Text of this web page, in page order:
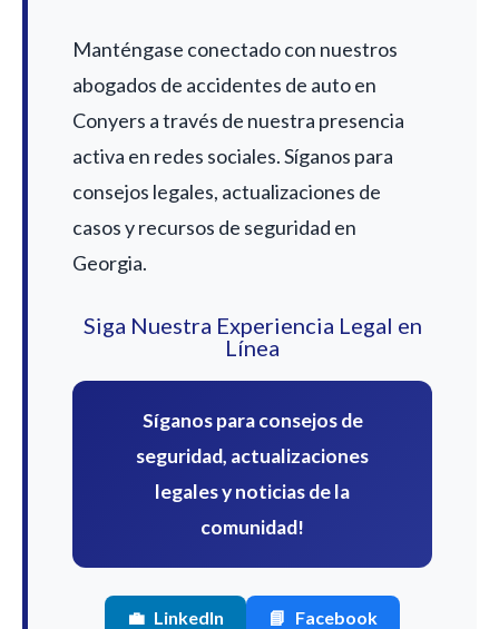
Manténgase conectado con nuestros
abogados de accidentes de auto en
Conyers a través de nuestra presencia
activa en redes sociales. Síganos para
consejos legales, actualizaciones de
casos y recursos de seguridad en
Georgia.
Siga Nuestra Experiencia Legal en
Línea
Síganos para consejos de
seguridad, actualizaciones
legales y noticias de la
comunidad!
💼 LinkedIn 📘 Facebook